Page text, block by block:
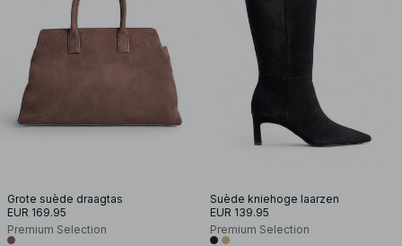
Grote suède draagtas
EUR 169.95
Premium Selection
Suède kniehoge laarzen
EUR 139.95
Premium Selection